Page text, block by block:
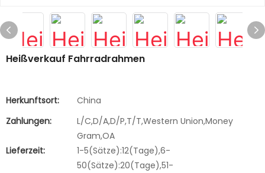
Heißverkauf Fahrradrahmen
Herkunftsort:
China
Zahlungen:
L/C,D/A,D/P,T/T,Western Union,Money
Gram,OA
Lieferzeit:
1-5(Sätze):12(Tage),6-
50(Sätze):20(Tage),51-